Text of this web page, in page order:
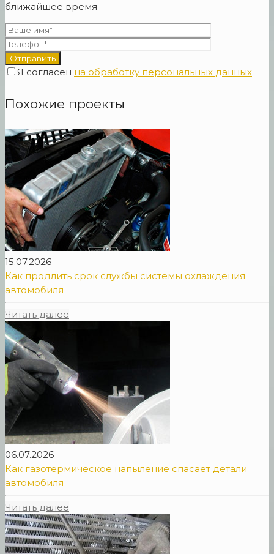
ближайшее время
Я согласен на обработку персональных данных
Похожие проекты
15.07.2026
Как продлить срок службы системы охлаждения
автомобиля
Читать далее
06.07.2026
Как газотермическое напыление спасает детали
автомобиля
Читать далее